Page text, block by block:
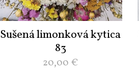
Sušená limonková kytica
83
20,00 €